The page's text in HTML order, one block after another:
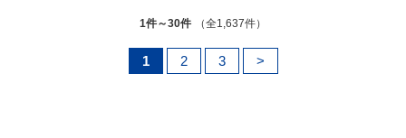
1件～30件 （全1,637件）
1 2 3 >